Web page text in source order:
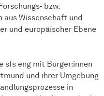
bzw.
Wissenschaft und
und europäischer Ebene
sfs eng mit Bürger:innen
und ihrer Umgebung
in